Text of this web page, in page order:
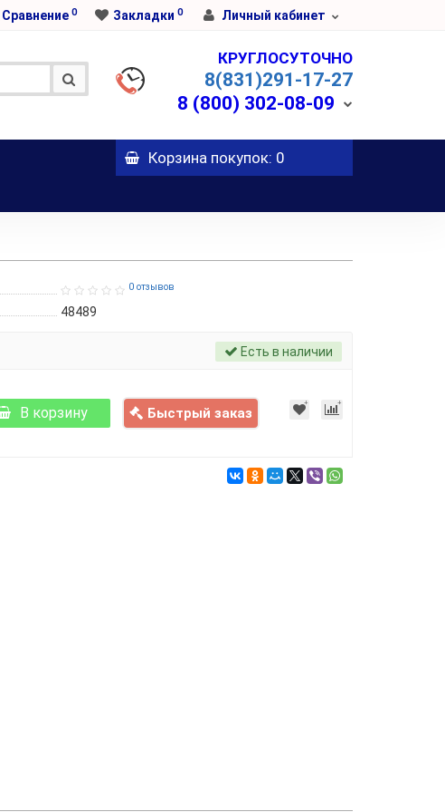
Сравнение 0 Закладки 0 Личный кабинет
КРУГЛОСУТОЧНО
8(831)291-17-27
8 (800) 302-08-09
Корзинапокупок: 0
0 отзывов
48489
Есть в наличии
В корзину Быстрый заказ